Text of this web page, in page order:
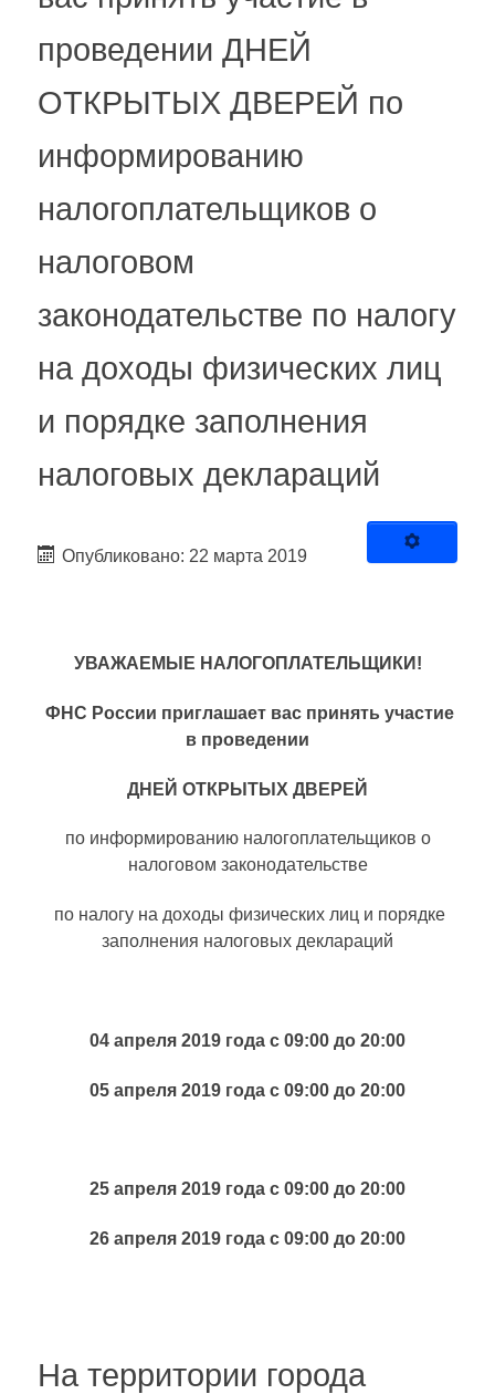
проведении ДНЕЙ
ОТКРЫТЫХ ДВЕРЕЙ по
информированию
налогоплательщиков о
налоговом
законодательстве по налогу
на доходы физических лиц
и порядке заполнения
налоговых деклараций
Опубликовано: 22 марта 2019
УВАЖАЕМЫЕ НАЛОГОПЛАТЕЛЬЩИКИ!
ФНС России приглашает вас принять участие
в проведении
ДНЕЙ ОТКРЫТЫХ ДВЕРЕЙ
по информированию налогоплательщиков о
налоговом законодательстве
по налогу на доходы физических лиц и порядке
заполнения налоговых деклараций
04 апреля 2019 года с 09:00 до 20:00
05 апреля 2019 года с 09:00 до 20:00
25 апреля 2019 года с 09:00 до 20:00
26 апреля 2019 года с 09:00 до 20:00
На территории города